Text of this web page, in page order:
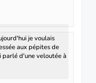
je voulais
aux pépites de
parlé d'une veloutée à